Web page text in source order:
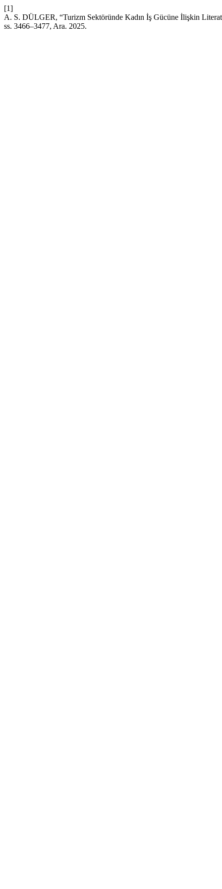
[1]
A. S. DÜLGER, “Turizm Sektöründe Kadın İş Gücüne İlişkin
ss. 3466–3477, Ara. 2025.